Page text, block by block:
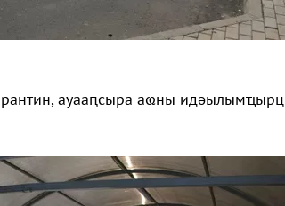
ауааԥсыра аҩны идәылымҵырц